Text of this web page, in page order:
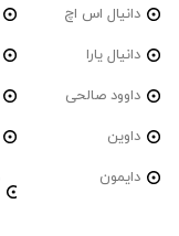
دانیال اس اچ
دانیال یارا
داوود صالحی
داوین
دایمون